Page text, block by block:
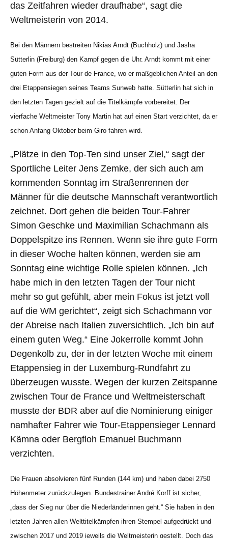
das Zeitfahren wieder draufhabe“, sagt die
Weltmeisterin von 2014.
Bei den Männern bestreiten Nikias Arndt (Buchholz) und Jasha
Sütterlin (Freiburg) den Kampf gegen die Uhr. Arndt kommt mit einer
guten Form aus der Tour de France, wo er maßgeblichen Anteil an den
drei Etappensiegen seines Teams Sunweb hatte. Sütterlin hat sich in
den letzten Tagen gezielt auf die Titelkämpfe vorbereitet. Der
vierfache Weltmeister Tony Martin hat auf einen Start verzichtet, da er
schon Anfang Oktober beim Giro fahren wird.
„Plätze in den Top-Ten sind unser Ziel,“ sagt der
Sportliche Leiter Jens Zemke, der sich auch am
kommenden Sonntag im Straßenrennen der
Männer für die deutsche Mannschaft verantwortlich
zeichnet. Dort gehen die beiden Tour-Fahrer
Simon Geschke und Maximilian Schachmann als
Doppelspitze ins Rennen. Wenn sie ihre gute Form
in dieser Woche halten können, werden sie am
Sonntag eine wichtige Rolle spielen können. „Ich
habe mich in den letzten Tagen der Tour nicht
mehr so gut gefühlt, aber mein Fokus ist jetzt voll
auf die WM gerichtet“, zeigt sich Schachmann vor
der Abreise nach Italien zuversichtlich. „Ich bin auf
einem guten Weg.“ Eine Jokerrolle kommt John
Degenkolb zu, der in der letzten Woche mit einem
Etappensieg in der Luxemburg-Rundfahrt zu
überzeugen wusste. Wegen der kurzen Zeitspanne
zwischen Tour de France und Weltmeisterschaft
musste der BDR aber auf die Nominierung einiger
namhafter Fahrer wie Tour-Etappensieger Lennard
Kämna oder Bergfloh Emanuel Buchmann
verzichten.
Die Frauen absolvieren fünf Runden (144 km) und haben dabei 2750
Höhenmeter zurückzulegen. Bundestrainer André Korff ist sicher,
„dass der Sieg nur über die Niederländerinnen geht.“ Sie haben in den
letzten Jahren allen Welttitelkämpfen ihren Stempel aufgedrückt und
zwischen 2017 und 2019 jeweils die Weltmeisterin gestellt. Doch das